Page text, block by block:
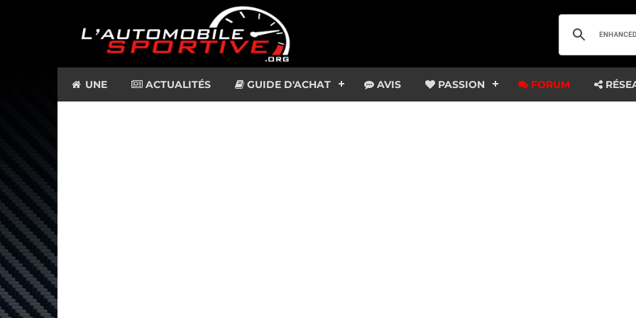
UNE ACTUALITÉS GUIDE D'ACHAT AVIS PASSION FORUM